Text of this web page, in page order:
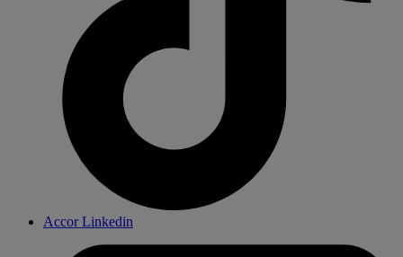
Accor Linkedin